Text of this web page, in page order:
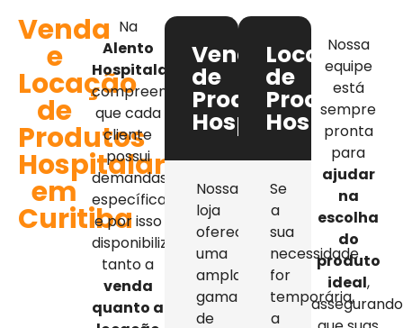
Venda
e
Locação
de
Produtos
Hospitalares
em
Curitiba
Na
Alento
Hospitalar
compreendemos
que cada
cliente
possui
demandas
específicas,
e por isso
disponibilizamos
tanto a
venda
quanto a
Venda
de
Produtos
Hospitalares
Nossa
loja
oferece
uma
ampla
gama
de
Locação
de
Produtos
Se
a
sua
necessidade
for
temporária,
a
Nossa
equipe
está
sempre
pronta
para
ajudar
na
escolha
do
produto
ideal,
assegurando